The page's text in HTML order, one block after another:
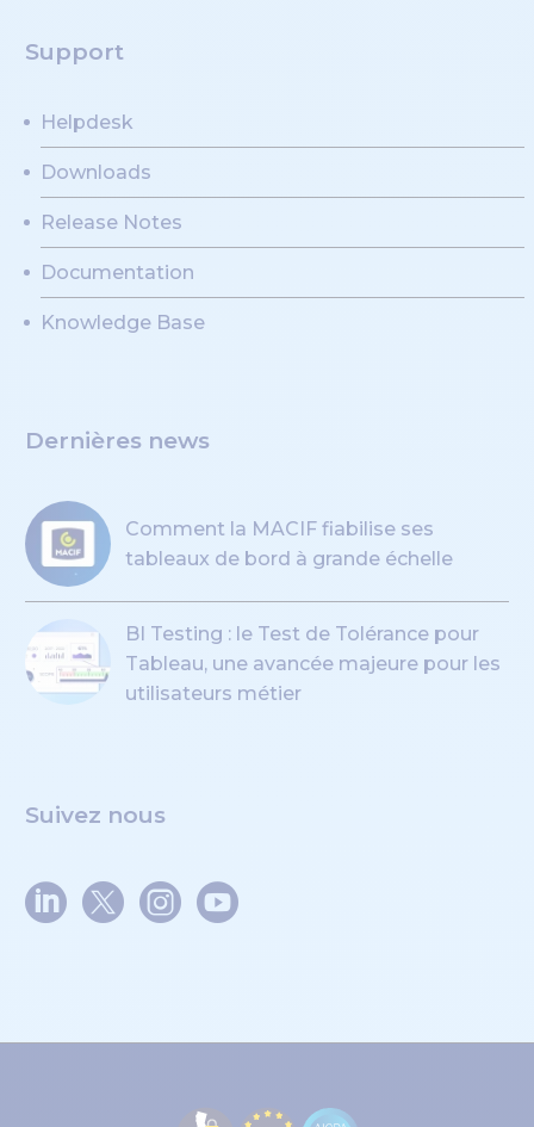
Support
Helpdesk
Downloads
Release Notes
Documentation
Knowledge Base
Dernières news
Comment la MACIF fiabilise ses
tableaux de bord à grande échelle
BI Testing : le Test de Tolérance pour
Tableau, une avancée majeure pour les
utilisateurs métier
Suivez nous